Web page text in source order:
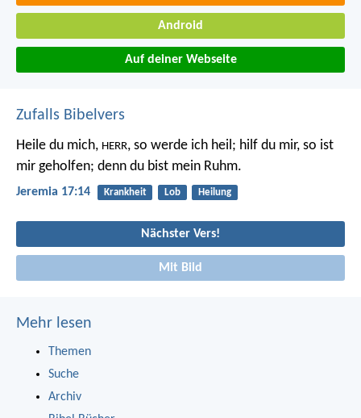
Android
Auf deiner Webseite
Zufalls Bibelvers
Heile du mich, HERR, so werde ich heil; hilf du mir, so ist
mir geholfen; denn du bist mein Ruhm.
Jeremia 17:14 Krankheit Lob Heilung
Nächster Vers!
Mit Bild
Mehr lesen
Themen
Suche
Archiv